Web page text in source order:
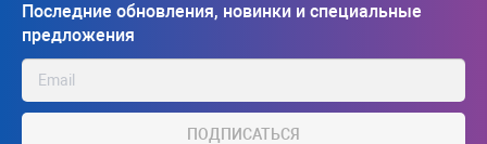
Последние обновления, новинки и специальные
предложения
ПОДПИСАТЬСЯ